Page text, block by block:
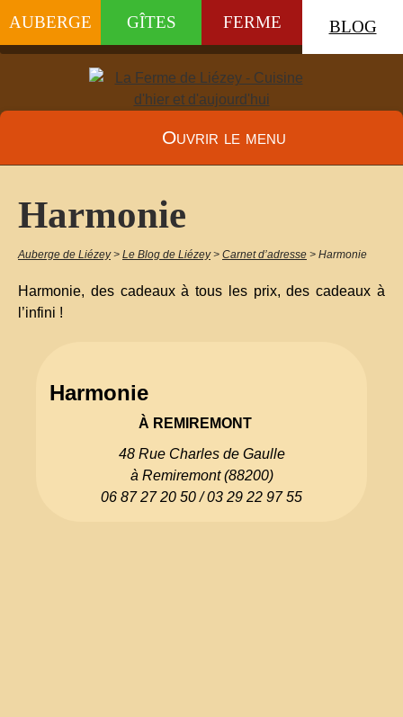
AUBERGE GÎTES FERME BLOG
Ouvrir le menu
Harmonie
Auberge de Liézey > Le Blog de Liézey > Carnet d’adresse > Harmonie
Harmonie, des cadeaux à tous les prix, des cadeaux à
l’infini !
Harmonie
À REMIREMONT
48 Rue Charles de Gaulle
à Remiremont (88200)
06 87 27 20 50 / 03 29 22 97 55